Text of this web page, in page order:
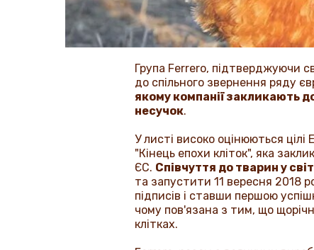
Група Ferrero, підтверджуючи
до спільного звернення ряду
якому компанії закликають
несучок.
У листі високо оцінюються цілі
"Кінець епохи кліток", яка
ЄС. Співчуття до тварин у
та запустити 11 вересня 2018
підписів і ставши першою
чому пов'язана з тим, що
клітках.